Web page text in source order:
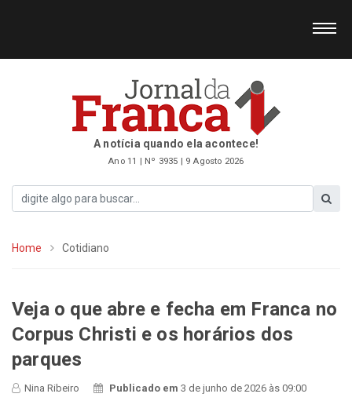
A notícia quando ela acontece!
Ano 11 | Nº 3935 | 9 Agosto 2026
Home Cotidiano
Veja o que abre e fecha em Franca no
Corpus Christi e os horários dos
parques
Nina Ribeiro Publicado em3 de junho de 2026 às 09:00